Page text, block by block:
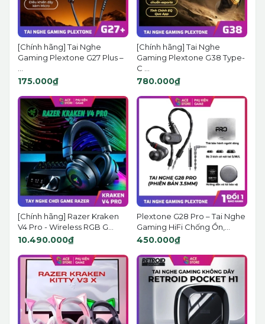
[Chính hãng] Tai Nghe
Gaming Plextone G27 Plus –
175.000₫
[Chính hãng] Tai Nghe
Gaming Plextone G38 Type-
C ...
780.000₫
[Chính hãng] Razer Kraken
V4 Pro - Wireless RGB G...
10.490.000₫
Plextone G28 Pro – Tai Nghe
Gaming HiFi Chống Ồn,...
450.000₫